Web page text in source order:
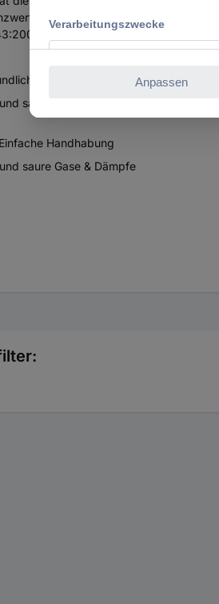
für Ozon und
geprüft und zugelassen. Er
Bajonett-Klick-
saure Gase & Dämpfe;Ozon bis
Handhabung
saure Gase & Dämpfe